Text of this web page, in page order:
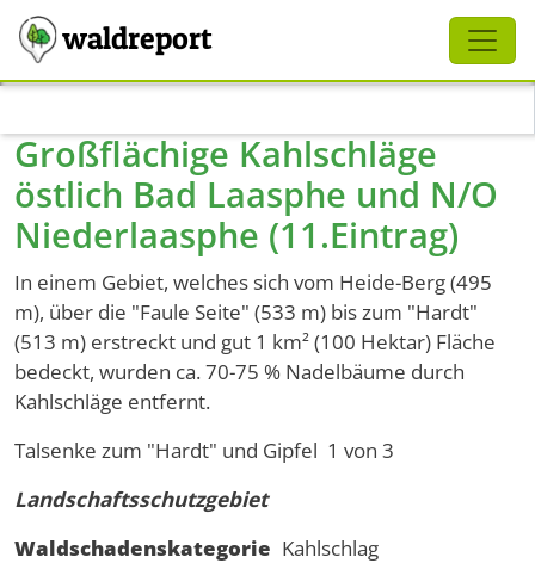
waldreport
Großflächige Kahlschläge
östlich Bad Laasphe und N/O
Niederlaasphe (11.Eintrag)
In einem Gebiet, welches sich vom Heide-Berg (495
m), über die "Faule Seite" (533 m) bis zum "Hardt"
(513 m) erstreckt und gut 1 km² (100 Hektar) Fläche
bedeckt, wurden ca. 70-75 % Nadelbäume durch
Kahlschläge entfernt.
Talsenke zum "Hardt" und Gipfel 1 von 3
Landschaftsschutzgebiet
Waldschadenskategorie Kahlschlag
Schliessen